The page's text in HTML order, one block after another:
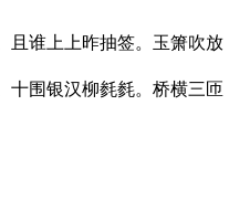
且谁上上昨抽签。玉箫吹放
十围银汉柳毵毵。桥横三匝